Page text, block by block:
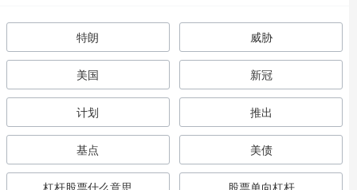
特朗 威胁
美国 新冠
计划 推出
基点 美债
杠杆股票什么意思 股票单向杠杆